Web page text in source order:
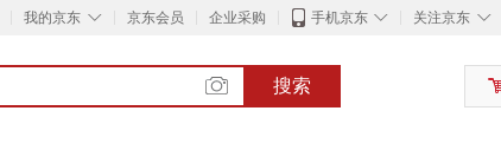
◇
我的京东 京东会员 企业采购 ◇
手机京东 ◇
关注京东
搜索